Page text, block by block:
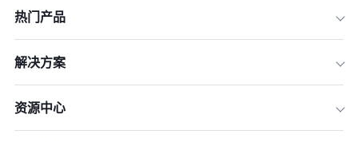
一、了解客户需求
热门产品
解决方案
资源中心